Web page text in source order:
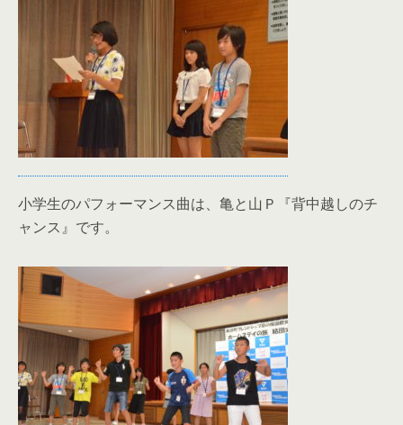
小学生のパフォーマンス曲は、亀と山Ｐ『背中越しのチ
ャンス』です。